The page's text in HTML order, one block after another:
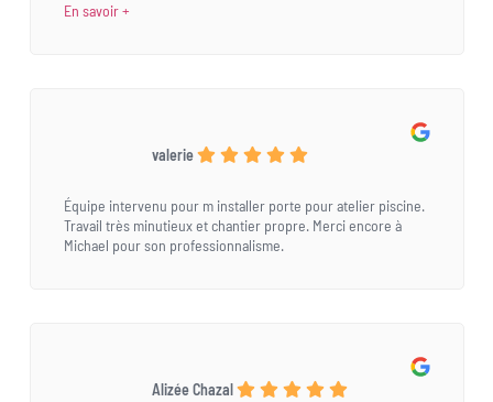
En savoir +
valerie
Équipe intervenu pour m installer porte pour atelier piscine.
Travail très minutieux et chantier propre. Merci encore à
Michael pour son professionnalisme.
Alizée Chazal